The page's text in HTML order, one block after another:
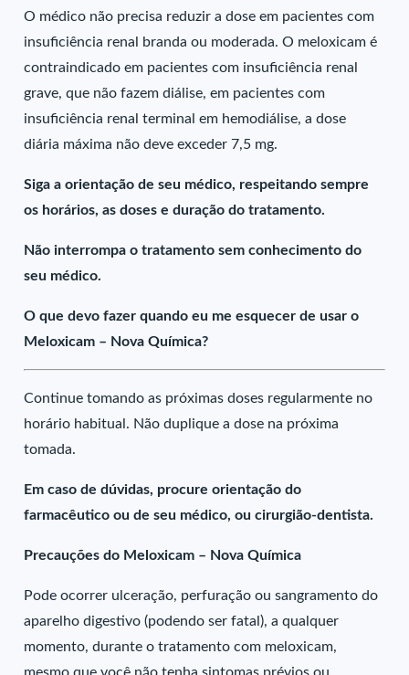
O médico não precisa reduzir a dose em pacientes com
insuficiência renal branda ou moderada. O meloxicam é
contraindicado em pacientes com insuficiência renal
grave, que não fazem diálise, em pacientes com
insuficiência renal terminal em hemodiálise, a dose
diária máxima não deve exceder 7,5 mg.
Siga a orientação de seu médico, respeitando sempre
os horários, as doses e duração do tratamento.
Não interrompa o tratamento sem conhecimento do
seu médico.
O que devo fazer quando eu me esquecer de usar o
Meloxicam – Nova Química?
Continue tomando as próximas doses regularmente no
horário habitual. Não duplique a dose na próxima
tomada.
Em caso de dúvidas, procure orientação do
farmacêutico ou de seu médico, ou cirurgião-dentista.
Precauções do Meloxicam – Nova Química
Pode ocorrer ulceração, perfuração ou sangramento do
aparelho digestivo (podendo ser fatal), a qualquer
momento, durante o tratamento com meloxicam,